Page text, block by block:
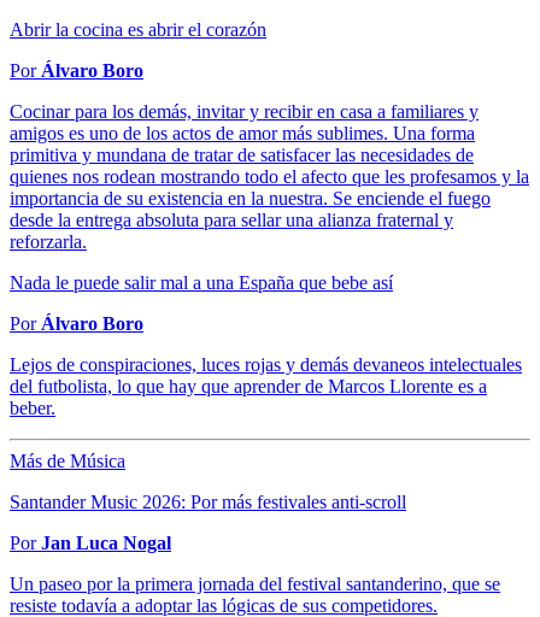
Abrir la cocina es abrir el corazón
Por Álvaro Boro
Cocinar para los demás, invitar y recibir en casa a familiares y
amigos es uno de los actos de amor más sublimes. Una forma
primitiva y mundana de tratar de satisfacer las necesidades de
quienes nos rodean mostrando todo el afecto que les profesamos y la
importancia de su existencia en la nuestra. Se enciende el fuego
desde la entrega absoluta para sellar una alianza fraternal y
reforzarla.
Nada le puede salir mal a una España que bebe así
Por Álvaro Boro
Lejos de conspiraciones, luces rojas y demás devaneos intelectuales
del futbolista, lo que hay que aprender de Marcos Llorente es a
beber.
Más de Música
Santander Music 2026: Por más festivales anti-scroll
PorJan Luca Nogal
Un paseo por la primera jornada del festival santanderino, que se
resiste todavía a adoptar las lógicas de sus competidores.